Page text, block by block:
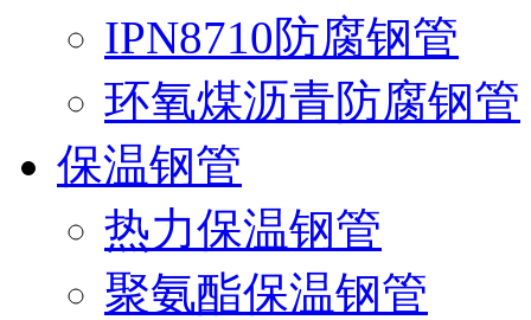
IPN8710防腐钢管
环氧煤沥青防腐钢管
保温钢管
热力保温钢管
聚氨酯保温钢管